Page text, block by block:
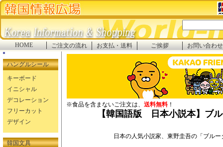
HOME ご注文の流れ お支払・送料 ご挨拶 お問い合わせ
ハングルシール
キーボード
イニシャル
デコレーション
フリーカット
デザイン
韓国文具
※食品を含まないご注文は、 送料無料 ！
【韓国語版 日本小説本】ブ
日本の人気小説家、東野圭吾の「ブル